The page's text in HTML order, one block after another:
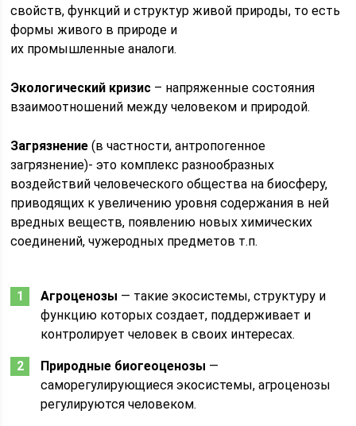
свойств, функций и структур живой природы, то есть
формы живого в природе и
их промышленные аналоги.
Экологический кризис – напряженные состояния
взаимоотношений между человеком и природой.
Загрязнение (в частности, антропогенное
загрязнение)- это комплекс разнообразных
воздействий человеческого общества на биосферу,
приводящих к увеличению уровня содержания в ней
вредных веществ, появлению новых химических
соединений, чужеродных предметов т.п.
Агроценозы — такие экосистемы, структуру и
функцию которых создает, поддерживает и
контролирует человек в своих интересах.
Природные биогеоценозы —
саморегулирующиеся экосистемы, агроценозы
регулируются человеком.